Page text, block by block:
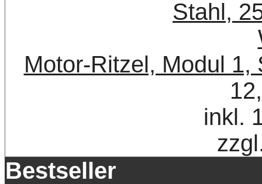
Motor-Ritzel, Modul 1,
inkl.
Bestseller